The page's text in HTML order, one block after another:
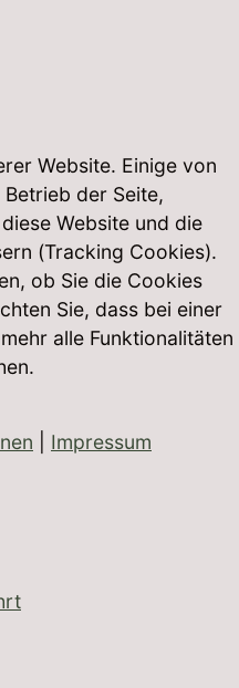
Website. Einige von
der Seite,
Website und die
(Tracking Cookies).
ob Sie die Cookies
Sie, dass bei einer
alle Funktionalitäten
Impressum